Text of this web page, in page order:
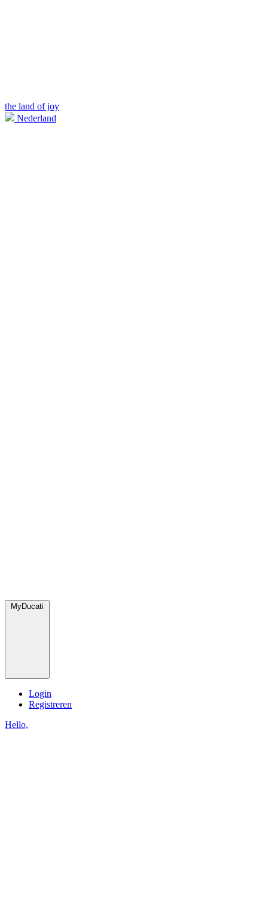
the land of joy
Nederland
MyDucati
Login
Registreren
Hello,